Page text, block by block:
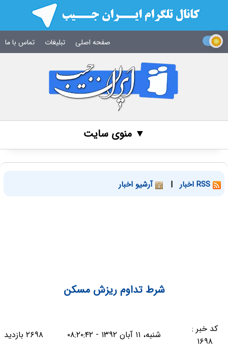
صفحه اصلی تبلیغات تماس با ما
▼ منوی سایت
| آرشیو اخبار
شرط تداوم ریزش مسکن
کد خبر :
۱۶۹۸
شنبه، ۱۱ آبان ۱۳۹۲ - ۰۸:۲۰:۴۲ ۲۶۹۸ بازدید